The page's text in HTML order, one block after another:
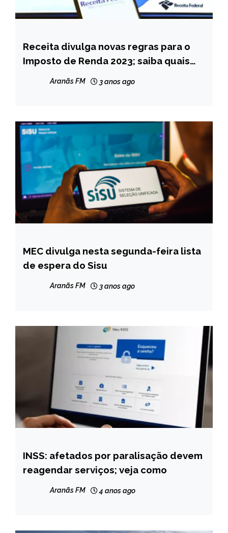
BRASIL
NOTÍCIAS
Receita divulga novas regras para o
Imposto de Renda 2023; saiba quais
Aranãs FM 3 anos ago
BRASIL
CAPELINHA
MEC divulga nesta segunda-feira lista
de espera do Sisu
Aranãs FM 3 anos ago
BRASIL
NOTÍCIAS
INSS: afetados por paralisação devem
reagendar serviços; veja como
Aranãs FM 4 anos ago